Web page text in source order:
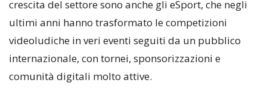
crescita del settore sono anche gli eSport, che negli
ultimi anni hanno trasformato le competizioni
videoludiche in veri eventi seguiti da un pubblico
internazionale, con tornei, sponsorizzazioni e
comunità digitali molto attive.